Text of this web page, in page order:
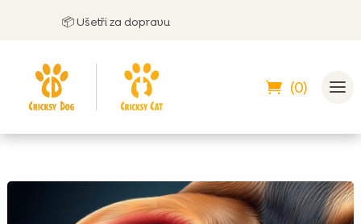
📦 Ušetři za dopravu
(0)